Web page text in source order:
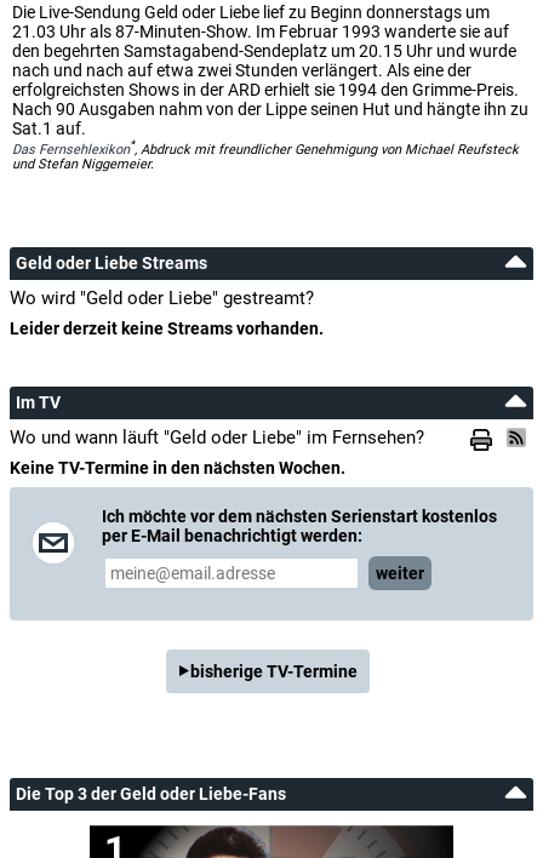
Die Live-Sendung Geld oder Liebe lief zu Beginn donnerstags um
21.03 Uhr als 87-Minuten-Show. Im Februar 1993 wanderte sie auf
den begehrten Samstagabend-Sendeplatz um 20.15 Uhr und wurde
nach und nach auf etwa zwei Stunden verlängert. Als eine der
erfolgreichsten Shows in der ARD erhielt sie 1994 den Grimme-Preis.
Nach 90 Ausgaben nahm von der Lippe seinen Hut und hängte ihn zu
Sat.1 auf.
Das Fernsehlexikon*, Abdruck mit freundlicher Genehmigung von Michael Reufsteck
und Stefan Niggemeier.
Geld oder Liebe Streams
Wo wird "Geld oder Liebe" gestreamt?
Leider derzeit keine Streams vorhanden.
Im TV
Wo und wann läuft "Geld oder Liebe" im Fernsehen?
Keine TV-Termine in den nächsten Wochen.
Ich möchte vor dem nächsten Serienstart kostenlos
per E-Mail benachrichtigt werden:
weiter
bisherige TV-Termine
Die Top 3 der Geld oder Liebe-Fans